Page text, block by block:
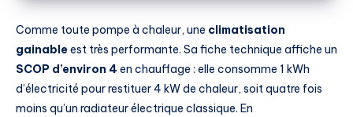
Comme toute pompe à chaleur, une climatisation
gainableest très performante. Sa fiche technique affiche un
SCOP d’environ 4 en chauffage : elle consomme 1 kWh
d’électricité pour restituer 4 kW de chaleur, soit quatre fois
moins qu’un radiateur électrique classique. En